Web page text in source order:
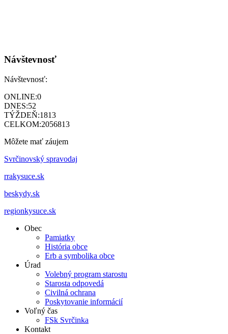
Návštevnosť
Návštevnosť:
ONLINE:0
DNES:52
TÝŽDEŇ:1813
CELKOM:2056813
Môžete mať záujem
Svrčinovský spravodaj
rrakysuce.sk
beskydy.sk
regionkysuce.sk
Obec
Pamiatky
História obce
Erb a symbolika obce
Úrad
Volebný program starostu
Starosta odpovedá
Civilná ochrana
Poskytovanie informácií
Voľný čas
FSk Svrčinka
Kontakt